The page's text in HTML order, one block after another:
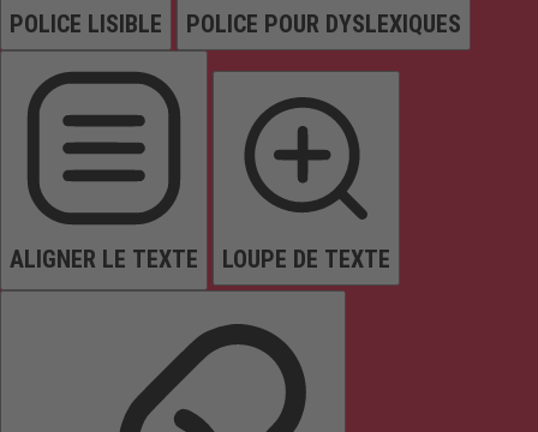
POLICE LISIBLE POLICE POUR DYSLEXIQUES
ALIGNER LE TEXTE LOUPE DE TEXTE